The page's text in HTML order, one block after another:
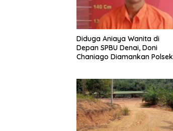
Diduga Aniaya Wanita di
Depan SPBU Denai, Doni
Chaniago Diamankan Polsek